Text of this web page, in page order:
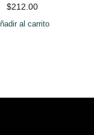
$212.00
al carrito